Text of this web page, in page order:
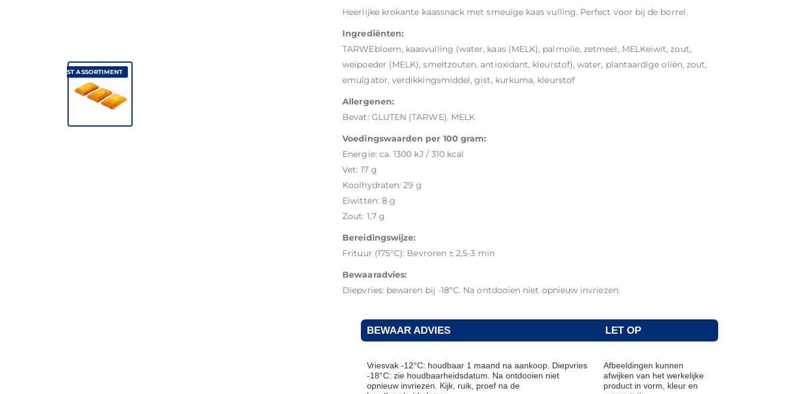
✓ VAST ASSORTIMENT
Heerlijke krokante kaassnack met smeuïge kaas vulling. Perfect voor bij de borrel.
Ingrediënten:
TARWEbloem, kaasvulling (water, kaas (MELK), palmolie, zetmeel, MELKeiwit, zout,
weipoeder (MELK), smeltzouten, antioxidant, kleurstof), water, plantaardige oliën, zout,
emulgator, verdikkingsmiddel, gist, kurkuma, kleurstof
Allergenen:
Bevat: GLUTEN (TARWE), MELK
Voedingswaarden per 100 gram:
Energie: ca. 1300 kJ / 310 kcal
Vet: 17 g
Koolhydraten: 29 g
Eiwitten: 8 g
Zout: 1,7 g
Bereidingswijze:
Frituur (175°C): Bevroren ± 2,5-3 min
Bewaaradvies:
Diepvries: bewaren bij -18°C. Na ontdooien niet opnieuw invriezen.
BEWAAR ADVIES LET OP
Vriesvak -12°C: houdbaar 1 maand na aankoop. Diepvries
-18°C: zie houdbaarheidsdatum. Na ontdooien niet
opnieuw invriezen. Kijk, ruik, proef na de
Afbeeldingen kunnen
afwijken van het werkelijke
product in vorm, kleur en